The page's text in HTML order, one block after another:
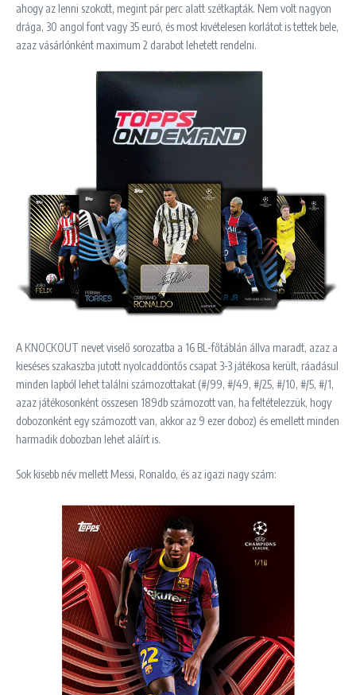
ahogy az lenni szokott, megint pár perc alatt szétkapták. Nem volt nagyon
drága, 30 angol font vagy 35 euró, és most kivételesen korlátot is tettek bele,
azaz vásárlónként maximum 2 darabot lehetett rendelni.
A KNOCKOUT nevet viselő sorozatba a 16 BL-főtáblán állva maradt, azaz a
kieséses szakaszba jutott nyolcaddöntős csapat 3-3 játékosa került, ráadásul
minden lapból lehet találni számozottakat (#/99, #/49, #/25, #/10, #/5, #/1,
azaz játékosonként összesen 189db számozott van, ha feltételezzük, hogy
dobozonként egy számozott van, akkor az 9 ezer doboz) és emellett minden
harmadik dobozban lehet aláírt is.
Sok kisebb név mellett Messi, Ronaldo, és az igazi nagy szám: